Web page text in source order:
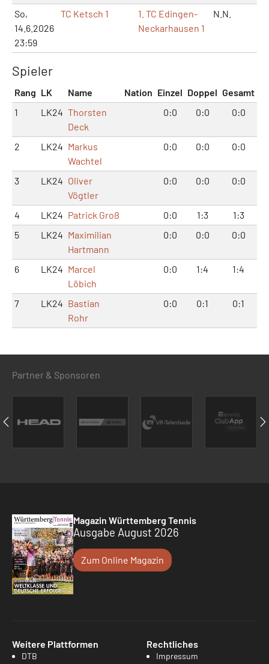
So,
14.6.2026
23:59
TC Ketsch 1
1. TC Edingen-
Neckarhausen 1
N.N.
Spieler
Rang LK Name Nation Einzel Doppel Gesamt
1
LK24 Thorsten
Deck
0:0 0:0 0:0
2 LK24 Markus
Wachtel
0:0 0:0 0:0
3 LK24 Oliver
Vögtler
0:0 0:0 0:0
4 LK24 Patrick Groß 0:0 1:3
1:3
5
LK24 Maximilian
Hartmann
0:0 0:0 0:0
6 LK24 Marcel
Löbich
0:0 1:4 1:4
7 LK24 Bastian
Rohr
0:0 0:1 0:1
Partner & Sponsoren
Magazin Württemberg Tennis
Ausgabe August 2026
Zum Online Magazin
Weitere Plattformen
DTB
Rechtliches
Impressum